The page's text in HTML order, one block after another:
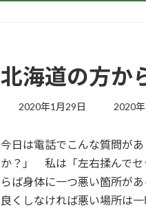
北海道の方か
2020年1月29日
最
新
日
:
2020
今日は電話でこんな質問が
か？」 私は「左右揉んでセ
らば身体に一つ悪い箇所が
良くしなければ悪い場所は